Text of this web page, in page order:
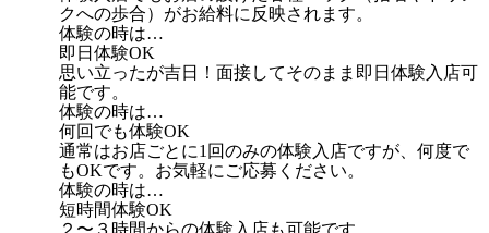
クへの歩合）がお給料に反映されます。
体験の時は…
即日体験OK
思い立ったが吉日！面接してそのまま即日体験入店可
能です。
体験の時は…
何回でも体験OK
通常はお店ごとに1回のみの体験入店ですが、何度で
もOKです。お気軽にご応募ください。
体験の時は…
短時間体験OK
２〜３時間からの体験入店も可能です。